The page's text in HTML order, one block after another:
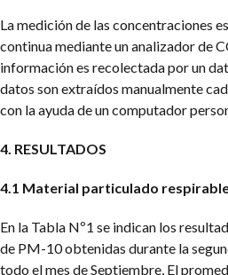
La medición de las concentraciones
continua mediante un analizador de
información es recolectada por un
datos son extraídos manualmente
con la ayuda de un computador
4. RESULTADOS
4.1 Material particulado
En la Tabla Nº1 se indican los
de PM-10 obtenidas durante la
todo el mes de Septiembre, El